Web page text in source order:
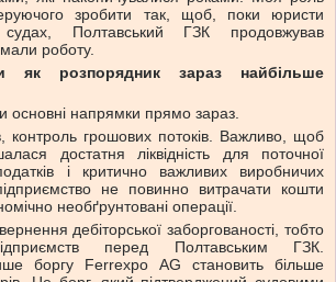
зробити так, щоб, поки юристи
Полтавський ГЗК продовжував
роботу.
розпорядник зараз найбільше
основні напрямки прямо зараз.
контроль грошових потоків. Важливо, щоб
достатня ліквідність для поточної
і критично важливих виробничих
не повинно витрачати кошти
необґрунтовані операції.
дебіторської заборгованості, тобто
перед Полтавським ГЗК.
боргу Ferrexpo AG становить більше